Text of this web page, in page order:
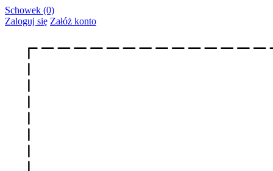
Schowek (0)
Zaloguj się Załóż konto